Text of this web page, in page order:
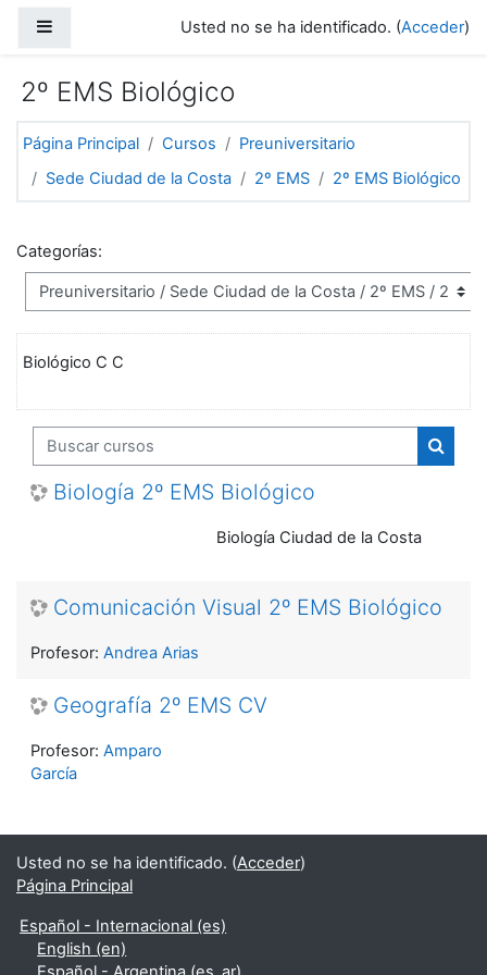
Usted no se ha identificado. (Acceder)
2º EMS Biológico
Página Principal Cursos
Preuniversitario
Sede Ciudad de la Costa
2º EMS 2º EMS Biológico
Categorías:
Biológico C C
Buscar cursos
Biología 2º EMS Biológico
Biología Ciudad de la Costa
Comunicación Visual 2º EMS Biológico
Profesor: Andrea Arias
Geografía 2º EMS CV
Profesor: Amparo
García
Usted no se ha identificado. (Acceder)
Página Principal
Español - Internacional ‎(es)‎
English ‎(en)‎